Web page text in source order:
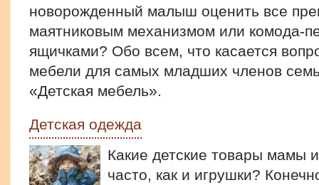
новорожденный малыш оценить все
маятниковым механизмом или комода-
ящичками? Обо всем, что касается
мебели для самых младших членов
«Детская мебель».
Детская одежда
Какие детские товары мамы
часто, как и игрушки?